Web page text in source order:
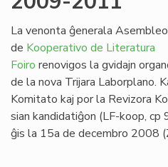
La venonta ĝenerala Asembleo
de Kooperativo de Literatura
Foiro renovigos la gvidajn
de la nova Trijara Laborplano.
Komitato kaj por la Revizora
sian kandidatiĝon (LF-koop,
ĝis la 15a de decembro 2008